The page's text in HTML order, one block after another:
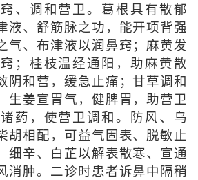
、调和营卫。葛根具有散郁
液、舒筋脉之功，能开项背强
气、布津液以润鼻窍；麻黄发
；桂枝温经通阳，助麻黄散
阴和营，缓急止痛；甘草调和
生姜宣胃气，健脾胃，助营卫
药，使营卫调和。防风、乌
胡相配，可益气固表、脱敏止
细辛、白芷以解表散寒、宣通
消肿。二诊时患者诉鼻中隔稍